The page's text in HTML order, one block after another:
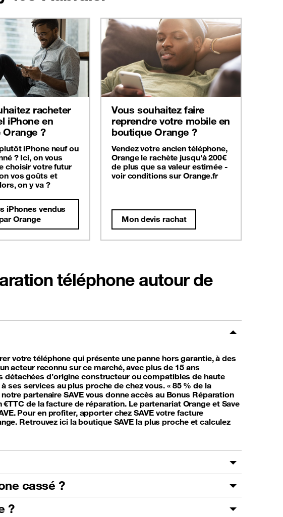
racheter
iPhone en
?
iPhone neuf ou
? Ici, on vous
choisir votre futur
vos goûts et
on y va ?
iPhones vendus
Orange
Vous souhaitez faire
reprendre votre mobile en
boutique Orange ?
Vendez votre ancien téléphone,
Orange le rachète jusqu'à 200€
de plus que sa valeur estimée -
voir conditions sur Orange.fr
Mon devis rachat
téléphone autour de
votre téléphone qui présente une panne hors garantie, à des
acteur reconnu sur ce marché, avec plus de 15 ans
détachées d’origine constructeur ou compatibles de haute
services au plus proche de chez vous. « 85 % de la
partenaire SAVE vous donne accès au Bonus Réparation
de la facture de réparation. Le partenariat Orange et Save
Pour en profiter, apporter chez SAVE votre facture
Retrouvez ici la boutique SAVE la plus proche et calculez
cassé ?
?